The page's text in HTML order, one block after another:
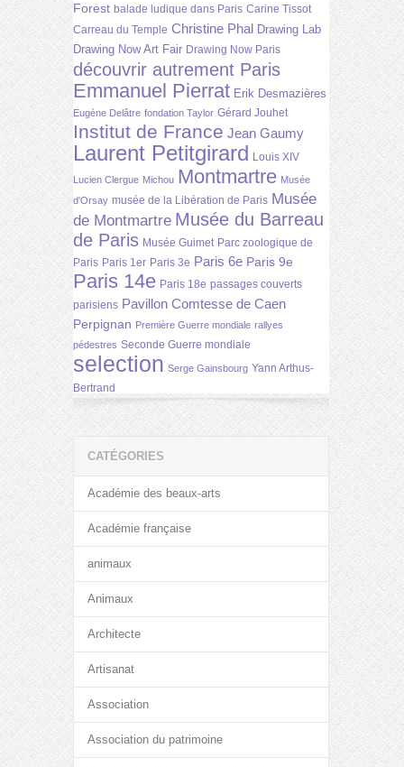
Forest balade ludique dans Paris Carine Tissot
Carreau du Temple Christine Phal Drawing Lab
Drawing Now Art Fair Drawing Now Paris
découvrir autrement Paris
Emmanuel Pierrat Erik Desmazières
Eugène Delâtre fondation Taylor Gérard Jouhet
Institut de France Jean Gaumy
Laurent Petitgirard Louis XIV
Lucien Clergue Michou Montmartre Musée
d'Orsay musée de la Libération de Paris Musée
de Montmartre Musée du Barreau
de Paris Musée Guimet Parc zoologique de
Paris Paris 1er Paris 3e Paris 6e Paris 9e
Paris 14e Paris 18e passages couverts
parisiens Pavillon Comtesse de Caen
Perpignan Première Guerre mondiale rallyes
pédestres Seconde Guerre mondiale
selection Serge Gainsbourg Yann Arthus-
Bertrand
CATÉGORIES
Académie des beaux-arts
Académie française
animaux
Animaux
Architecte
Artisanat
Association
Association du patrimoine